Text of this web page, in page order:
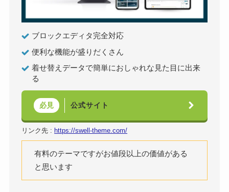
ブロックエディタ完全対応
便利な機能が盛りだくさん
着せ替えデータで簡単におしゃれな見た目に出来
る
必見 公式サイト
リンク先 : https://swell-theme.com/
有料のテーマですがお値段以上の価値がある
と思います